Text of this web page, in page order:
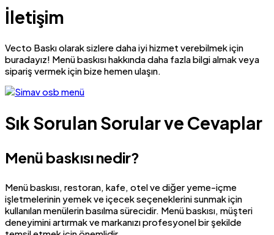
İletişim
Vecto Baskı olarak sizlere daha iyi hizmet verebilmek için
buradayız! Menü baskısı hakkında daha fazla bilgi almak veya
sipariş vermek için bize hemen ulaşın.
Sık Sorulan Sorular ve Cevaplar
Menü baskısı nedir?
Menü baskısı, restoran, kafe, otel ve diğer yeme-içme
işletmelerinin yemek ve içecek seçeneklerini sunmak için
kullanılan menülerin basılma sürecidir. Menü baskısı, müşteri
deneyimini artırmak ve markanızı profesyonel bir şekilde